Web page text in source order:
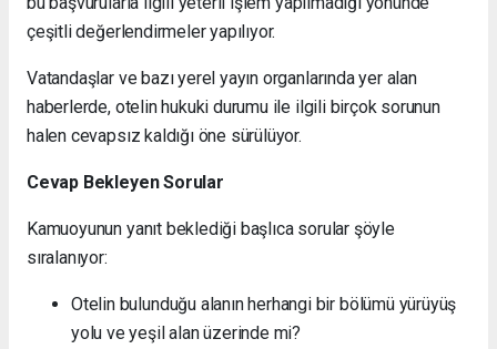
çeşitli değerlendirmeler yapılıyor.
Vatandaşlar ve bazı yerel yayın organlarında yer alan
haberlerde, otelin hukuki durumu ile ilgili birçok sorunun
halen cevapsız kaldığı öne sürülüyor.
Cevap Bekleyen Sorular
Kamuoyunun yanıt beklediği başlıca sorular şöyle
sıralanıyor:
Otelin bulunduğu alanın herhangi bir bölümü yürüyüş
yolu ve yeşil alan üzerinde mi?